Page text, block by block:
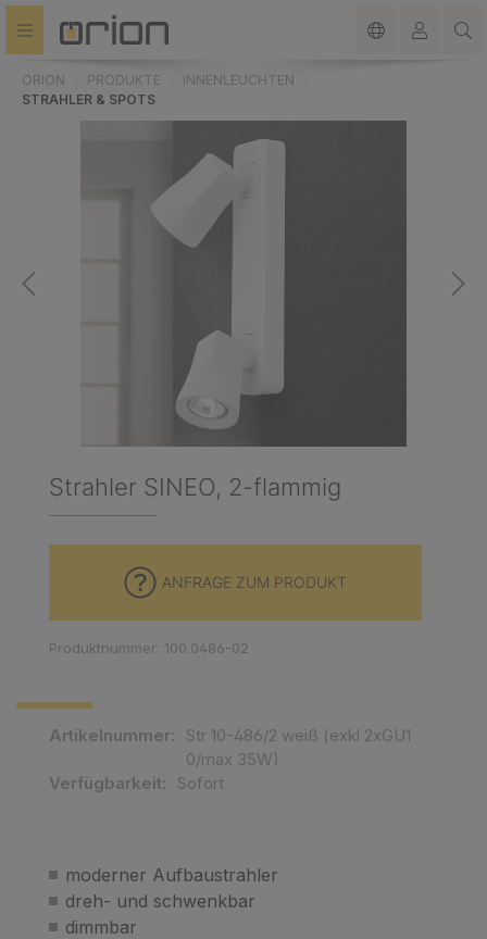
springen
ORION PRODUKTE
INNENLEUCHTEN
STRAHLER & SPOTS
Strahler SINEO, 2-flammig
moderner Aufbaustrahler
dreh- und schwenkbar
dimmbar
Artikelnummer:
Str 10-486/2 weiß (exkl 2xGU1
0/max 35W)
Verfügbarkeit:
Sofort
ANFRAGE ZUM PRODUKT
Produktnummer: 100.0486-02